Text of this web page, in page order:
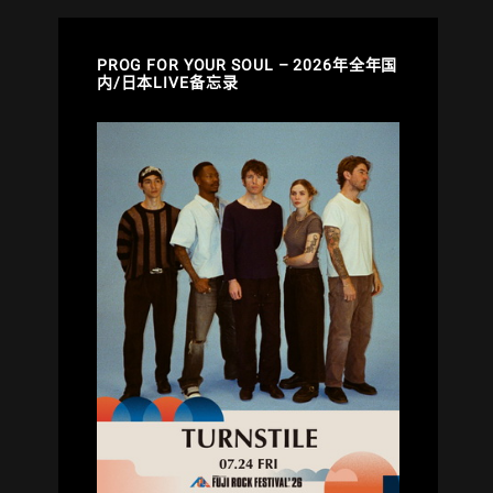
PROG FOR YOUR SOUL – 2026年全年国
内/日本LIVE备忘录